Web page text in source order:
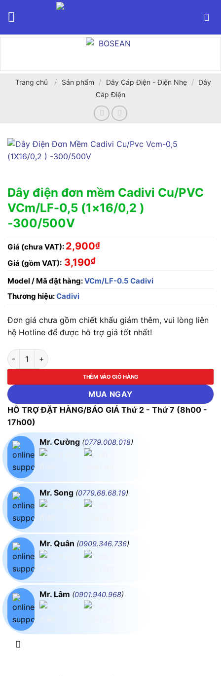
Trang chủ / Sản phẩm / Dây Cáp Điện - Điện Nhẹ / Dây
Cáp Điện
Dây điện đơn mềm Cadivi Cu/PVC
VCm/LF-0,5 (1×16/0,2 )
-300/500V
Giá (chưa VAT): 2,900₫
Giá (gồm VAT): 3,190₫
Model / Mã đặt hàng:VCm/LF-0.5 Cadivi
Thương hiệu:Cadivi
Đơn giá chưa gồm chiết khấu giảm thêm, vui lòng liên
hệ Hotline để được hỗ trợ giá tốt nhất!
Dây điện đơn mềm Cadivi Cu/PVC VCm/LF-0,5 (1x16/0,2 ) -
THÊM VÀO GIỎ HÀNG
MUA NGAY
HỖ TRỢ ĐẶT HÀNG/BÁO GIÁ Thứ 2 - Thứ 7 (8h00 -
17h00)
Mr. Cường (0779.008.018)
Mr. Song (0779.68.68.19)
Mr. Quân (0909.346.736)
Mr. Lâm (0901.940.968)